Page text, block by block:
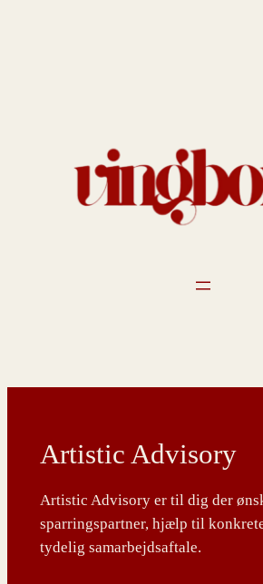
Artistic Advisory
Artistic Advisory er til dig der
sparringspartner, hjælp til
tydelig samarbejdsaftale.